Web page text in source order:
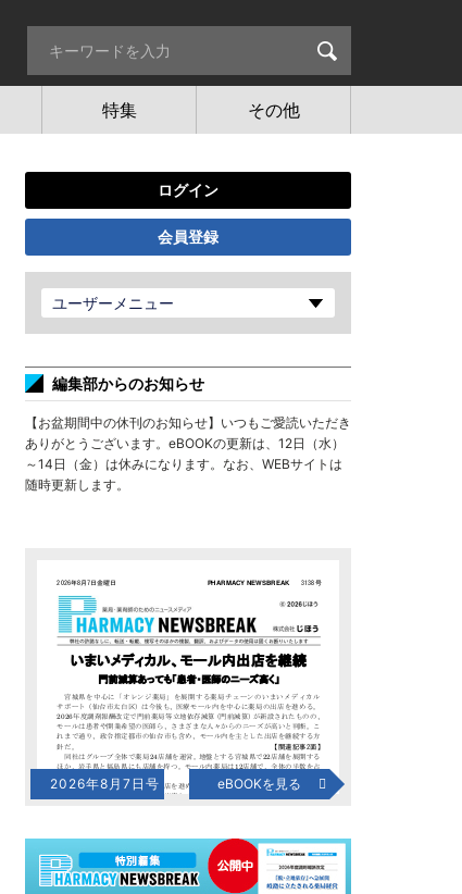
特集 その他
ログイン
会員登録
ユーザーメニュー
編集部からのお知らせ
【お盆期間中の休刊のお知らせ】いつもご愛読いただき
ありがとうございます。eBOOKの更新は、12日（水）
～14日（金）は休みになります。なお、WEBサイトは
随時更新します。
2026年8月7日号 eBOOKを見る